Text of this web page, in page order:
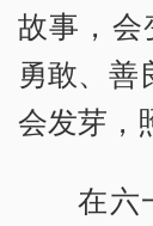
故事，会
勇敢、
会发芽，
在六